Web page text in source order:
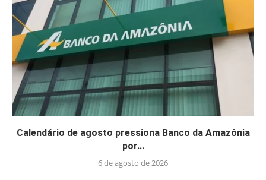
Calendário de agosto pressiona Banco da Amazônia
por...
6 de agosto de 2026